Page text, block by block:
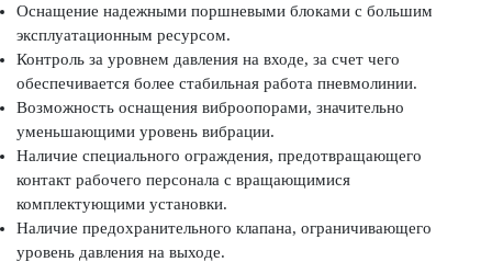
Оснащение надежными поршневыми блоками с большим
эксплуатационным ресурсом.
Контроль за уровнем давления на входе, за счет чего
обеспечивается более стабильная работа пневмолинии.
Возможность оснащения виброопорами, значительно
уменьшающими уровень вибрации.
Наличие специального ограждения, предотвращающего
контакт рабочего персонала с вращающимися
комплектующими установки.
Наличие предохранительного клапана, ограничивающего
уровень давления на выходе.